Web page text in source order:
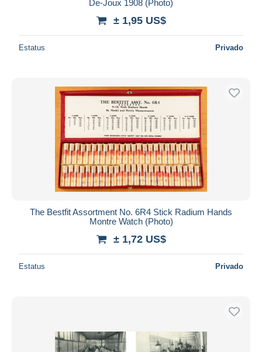
De-Joux 1908 (Photo)
± 1,95 US$
Estatus Privado
The Bestfit Assortment No. 6R4 Stick Radium Hands
Montre Watch (Photo)
± 1,72 US$
Estatus Privado